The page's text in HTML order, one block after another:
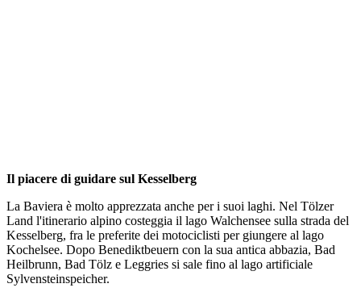
Il piacere di guidare sul Kesselberg
La Baviera è molto apprezzata anche per i suoi laghi. Nel Tölzer
Land l'itinerario alpino costeggia il lago Walchensee sulla strada del
Kesselberg, fra le preferite dei motociclisti per giungere al lago
Kochelsee. Dopo Benediktbeuern con la sua antica abbazia, Bad
Heilbrunn, Bad Tölz e Leggries si sale fino al lago artificiale
Sylvensteinspeicher.